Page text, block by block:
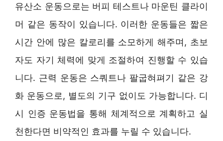
유산소 운동으로는 버피 테스트나 마운틴 클라이
머 같은 동작이 있습니다. 이러한 운동들은 짧은
시간 안에 많은 칼로리를 소모하게 해주며, 초보
자도 자기 체력에 맞게 조절하여 진행할 수 있습
니다. 근력 운동은 스쿼트나 팔굽혀펴기 같은 강
화 운동으로, 별도의 기구 없이도 가능합니다. 디
시 인증 운동법을 통해 체계적으로 계획하고 실
천한다면 비약적인 효과를 누릴 수 있습니다.